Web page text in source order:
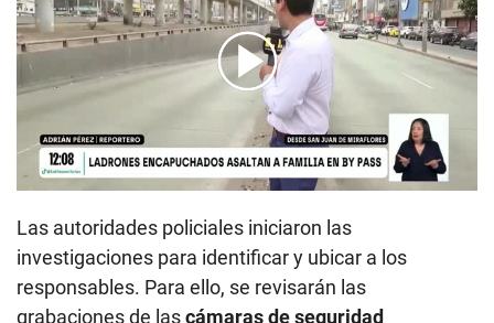
00:00/02:28
Las autoridades policiales iniciaron las
investigaciones para identificar y ubicar a los
responsables. Para ello, se revisarán las
grabaciones de lascámaras de seguridad